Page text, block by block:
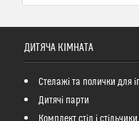
ДИТЯЧА КІМНАТА
Стелажі та полички для
Дитячі парти